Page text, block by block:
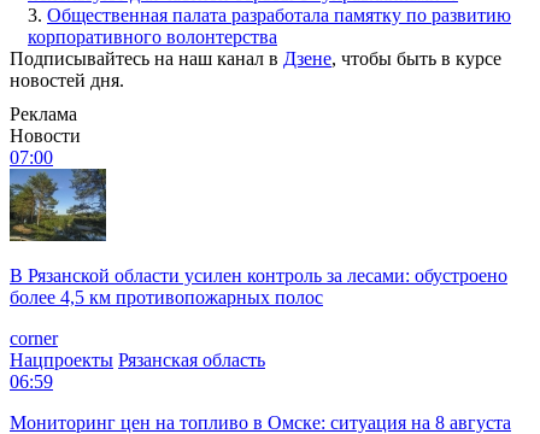
3. Общественная палата разработала памятку по развитию
корпоративного волонтерства
Подписывайтесь на наш канал в Дзене, чтобы быть в курсе
новостей дня.
Реклама
Новости
07:00
В Рязанской области усилен контроль за лесами: обустроено
более 4,5 км противопожарных полос
corner
Нацпроекты Рязанская область
06:59
Мониторинг цен на топливо в Омске: ситуация на 8 августа